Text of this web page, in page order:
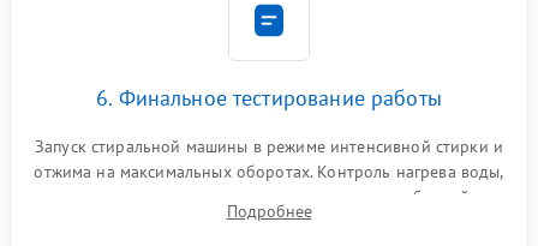
6. Финальное тестирование работы
Запуск стиральной машины в режиме интенсивной стирки и
отжима на максимальных оборотах. Контроль нагрева воды,
корректности слива, отсутствия излишних вибраций,
посторонних стуков и протечек под корпусом.
Подробнее